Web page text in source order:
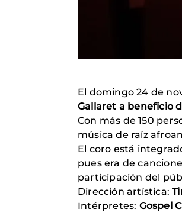
El domingo 24 de
Gallaret a beneficio
Con más de 150
música de raíz
El coro está
pues era de
participación del
Dirección artística:
Intérpretes: Gospel